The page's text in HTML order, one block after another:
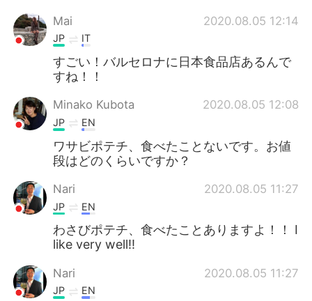
Mai 2020.08.05 12:14
JP IT
すごい！バルセロナに日本食品店あるんで
すね！！
Minako Kubota 2020.08.05 12:08
JP EN
ワサビポテチ、食べたことないです。お値
段はどのくらいですか？
Nari 2020.08.05 11:27
JP EN
わさびポテチ、食べたことありますよ！！ I
like very well!!
Nari 2020.08.05 11:27
JP EN